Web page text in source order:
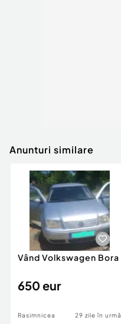
Anunturi similare
Vând Volkswagen Bora
650 eur
Rasimnicea 29 zile în urmă